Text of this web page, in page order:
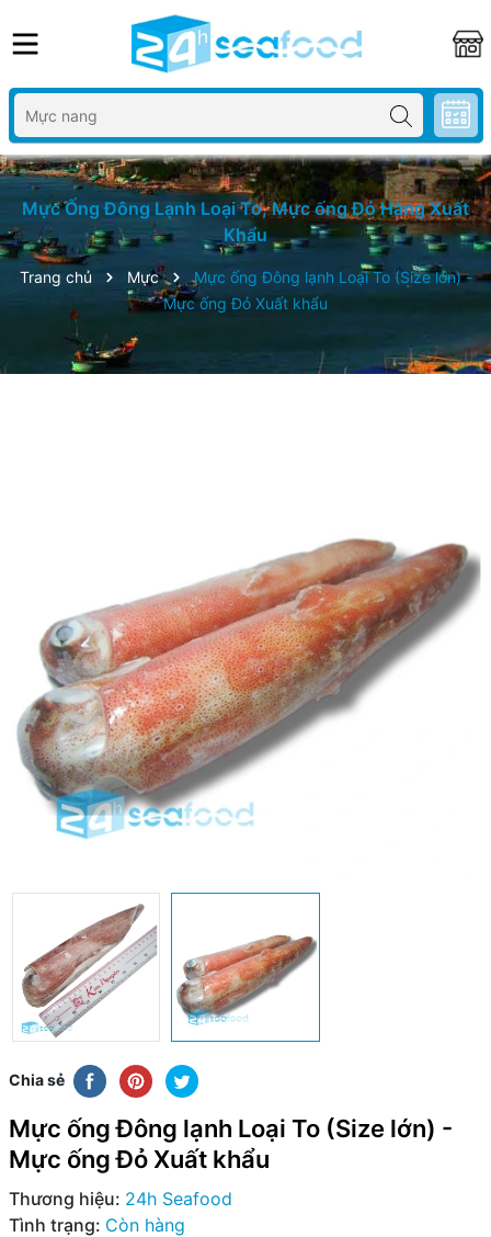
Mực Ống Đông Lạnh Loại To, Mực ống Đỏ Hàng Xuất
Khẩu
Trang chủ Mực
Mực ống Đông lạnh Loại To (Size lớn) -
Mực ống Đỏ Xuất khẩu
Chia sẻ
Mực ống Đông lạnh Loại To (Size lớn) -
Mực ống Đỏ Xuất khẩu
Thương hiệu: 24h Seafood
Tình trạng: Còn hàng